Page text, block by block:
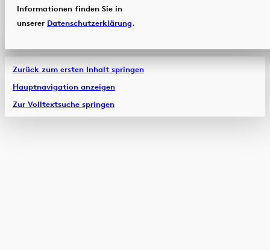
Informationen finden Sie in
unserer Datenschutzerklärung.
Zurück zum ersten Inhalt springen
Hauptnavigation anzeigen
Zur Volltextsuche springen